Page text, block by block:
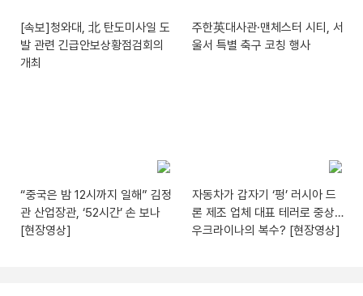
[속보]청와대, 北 탄도미사일 도
발 관련 긴급안보상황점검회의
개최
주한英대사관·맨체스터 시티, 서
울서 특별 축구 코칭 행사
“중국은 밤 12시까지 일해” 김정
관 산업장관, ‘52시간’ 손 보나
[현장영상]
자동차가 갑자기 ‘펑’ 러시아 드
론 제조 업체 대표 테러로 중상…
우크라이나의 복수? [현장영상]